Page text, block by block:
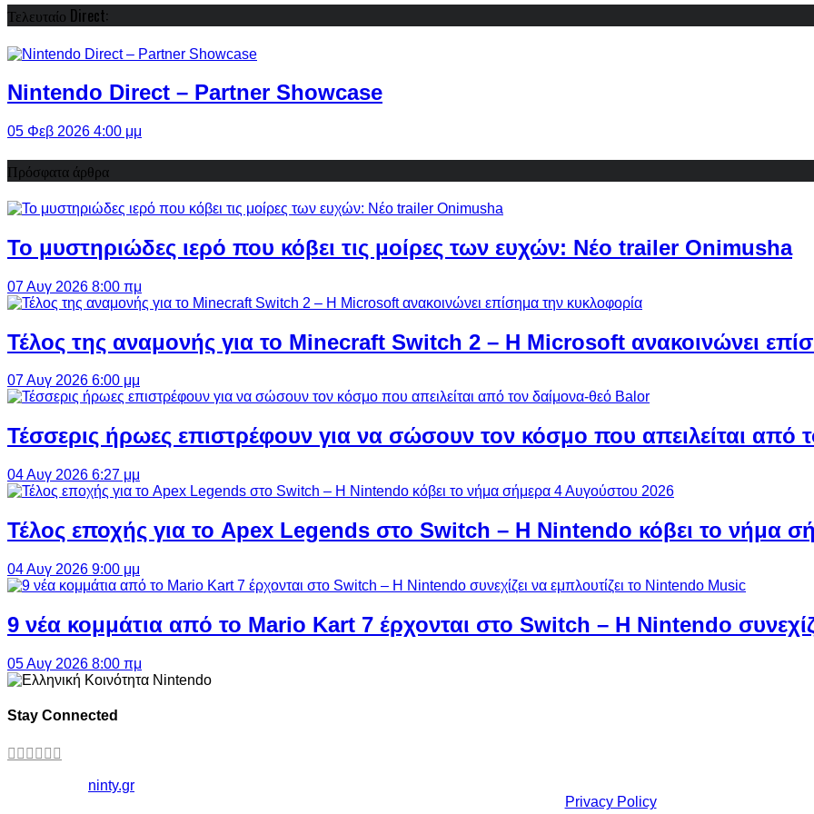
Τελευταίο Direct:
Nintendo Direct – Partner Showcase
05 Φεβ 2026 4:00 μμ
Πρόσφατα άρθρα
Το μυστηριώδες ιερό που κόβει τις μοίρες των ευχών: Νέο trailer Onimusha
07 Αυγ 2026 8:00 πμ
Τέλος της αναμονής για το Minecraft Switch 2 – Η Microsoft ανακοινώνει
07 Αυγ 2026 6:00 μμ
Τέσσερις ήρωες επιστρέφουν για να σώσουν τον κόσμο που απειλείται από
04 Αυγ 2026 6:27 μμ
Τέλος εποχής για το Apex Legends στο Switch – Η Nintendo κόβει το νήμα
04 Αυγ 2026 9:00 μμ
9 νέα κομμάτια από το Mario Kart 7 έρχονται στο Switch – Η Nintendo
05 Αυγ 2026 8:00 πμ
Stay Connected
ninty.gr
Privacy Policy